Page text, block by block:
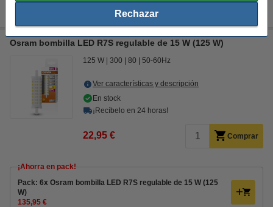
Rechazar
5,95 €
Osram bombilla LED R7S regulable de 15 W (125 W)
125 W 300 80 50-60Hz
Ver características y descripción
En stock
¡Recíbelo en 24 horas!
22,95 € Comprar
¡Ahorra en pack!
Pack: 6x Osram bombilla LED R7S regulable de 15 W (125
W)
135,95 €